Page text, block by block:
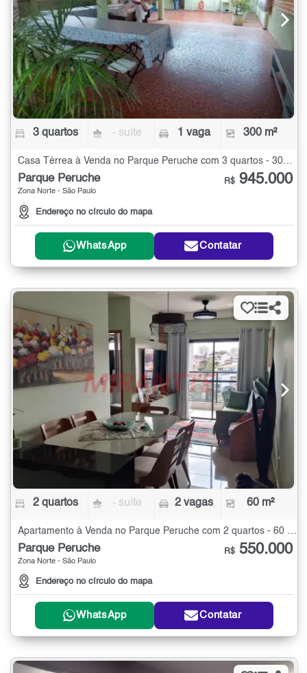
3 quartos - suíte 1 vaga 300 m²
Casa Térrea à Venda no Parque Peruche com 3 quartos - 300 m²
Parque Peruche
Zona Norte - São Paulo
Endereço no círculo do mapa
R$ 945.000
WhatsApp Contatar
2 quartos - suíte 2 vagas 60 m²
Parque Peruche
Zona Norte - São Paulo
Endereço no círculo do mapa
R$ 550.000
WhatsApp Contatar